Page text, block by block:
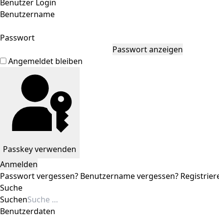
Benutzer Login
Benutzername
Passwort
Passwort anzeigen
Angemeldet bleiben
Passkey verwenden
Anmelden
Passwort vergessen? Benutzername vergessen?
Suche
Suchen
Benutzerdaten